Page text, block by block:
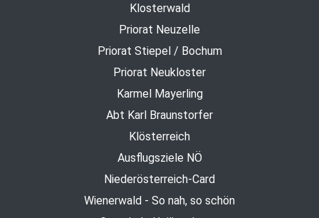
Klosterwald
Priorat Neuzelle
Priorat Stiepel / Bochum
Priorat Neukloster
Karmel Mayerling
Abt Karl Braunstorfer
Klösterreich
Ausflugsziele NÖ
Niederösterreich-Card
Wienerwald - So nah, so schön